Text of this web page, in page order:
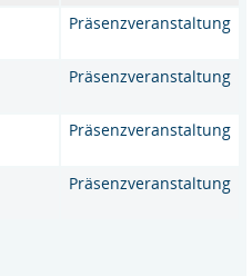
Präsenzveranstaltung
Präsenzveranstaltung
Präsenzveranstaltung
Präsenzveranstaltung